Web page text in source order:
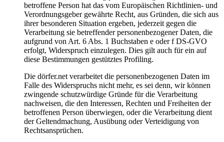
betroffene Person hat das vom Europäischen Richtlinien- und
Verordnungsgeber gewährte Recht, aus Gründen, die sich aus
ihrer besonderen Situation ergeben, jederzeit gegen die
Verarbeitung sie betreffender personenbezogener Daten, die
aufgrund von Art. 6 Abs. 1 Buchstaben e oder f DS-GVO
erfolgt, Widerspruch einzulegen. Dies gilt auch für ein auf
diese Bestimmungen gestütztes Profiling.
Die dörfer.net verarbeitet die personenbezogenen Daten im
Falle des Widerspruchs nicht mehr, es sei denn, wir können
zwingende schutzwürdige Gründe für die Verarbeitung
nachweisen, die den Interessen, Rechten und Freiheiten der
betroffenen Person überwiegen, oder die Verarbeitung dient
der Geltendmachung, Ausübung oder Verteidigung von
Rechtsansprüchen.